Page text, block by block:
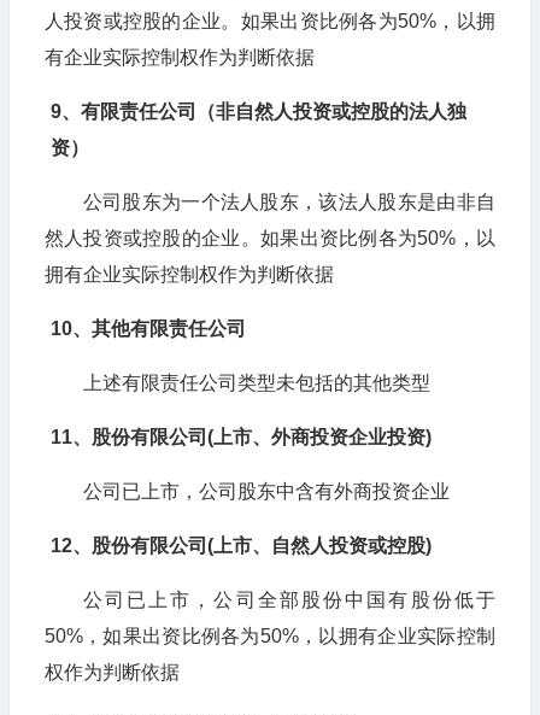
人投资或控股的企业。如果出资比例各为50%，以拥
有企业实际控制权作为判断依据
9、有限责任公司（非自然人投资或控股的法人独
资）
公司股东为一个法人股东，该法人股东是由非自
然人投资或控股的企业。如果出资比例各为50%，以
拥有企业实际控制权作为判断依据
10、其他有限责任公司
上述有限责任公司类型未包括的其他类型
11、股份有限公司(上市、外商投资企业投资)
公司已上市，公司股东中含有外商投资企业
12、股份有限公司(上市、自然人投资或控股)
公司已上市，公司全部股份中国有股份低于
50%，如果出资比例各为50%，以拥有企业实际控制
权作为判断依据